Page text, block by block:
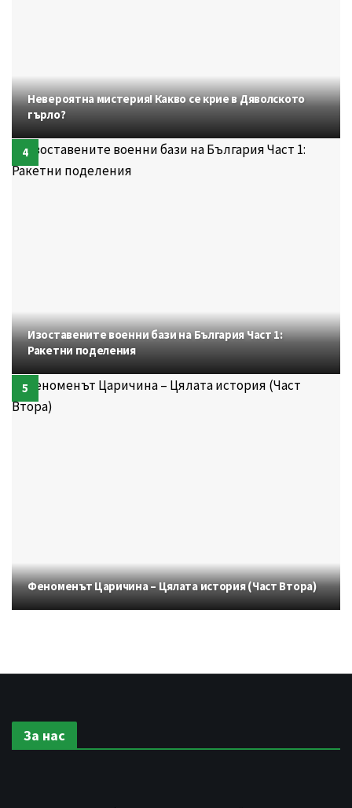
Невероятна мистерия! Какво се крие в Дяволското
гърло?
Изоставените военни бази на България Част 1:
Ракетни поделения
Феноменът Царичина – Цялата история (Част Втора)
За нас